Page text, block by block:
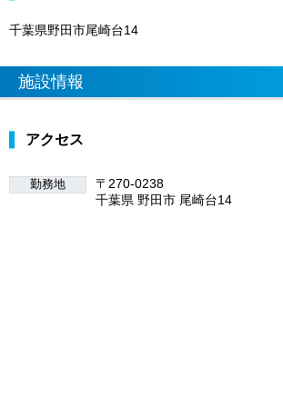
千葉県野田市尾崎台14
施設情報
アクセス
勤務地
〒270-0238
千葉県 野田市 尾崎台14